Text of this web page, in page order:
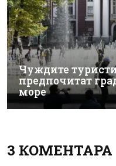
Чуждите
предпочитат
море
3 КОМЕНТАРА